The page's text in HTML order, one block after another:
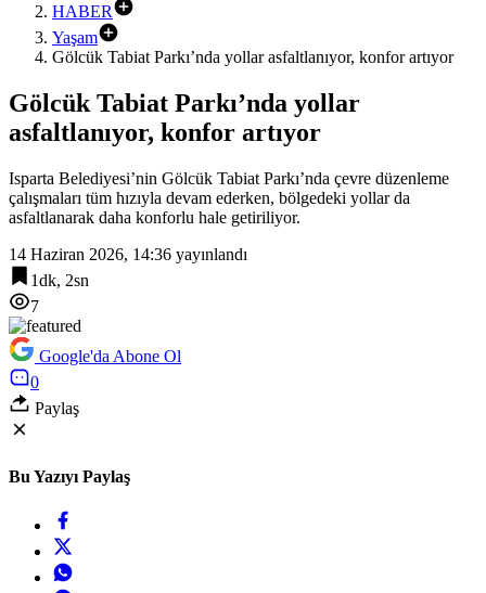
HABER
Yaşam
Gölcük Tabiat Parkı’nda yollar asfaltlanıyor, konfor artıyor
Gölcük Tabiat Parkı’nda yollar
asfaltlanıyor, konfor artıyor
Isparta Belediyesi’nin Gölcük Tabiat Parkı’nda çevre düzenleme
çalışmaları tüm hızıyla devam ederken, bölgedeki yollar da
asfaltlanarak daha konforlu hale getiriliyor.
14 Haziran 2026, 14:36 yayınlandı
1dk, 2sn
7
Google'da Abone Ol
0
Paylaş
Bu Yazıyı Paylaş